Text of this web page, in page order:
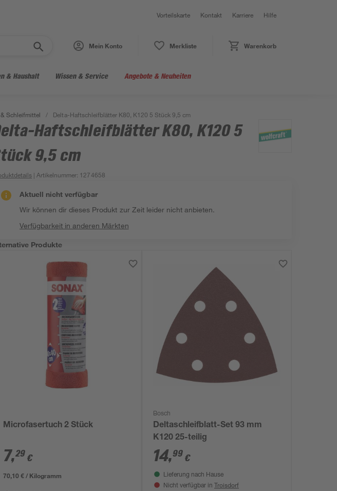
Vorteilskarte Kontakt Karriere Hilfe
Mein Konto Merkliste Warenkorb
& Haushalt Wissen & Service Angebote & Neuheiten
Schleifmittel / Delta-Haftschleifblätter K80, K120 5 Stück 9,5 cm
Haftschleifblätter K80, K120 5
9,5 cm
| Artikelnummer: 1274658
Aktuell nicht verfügbar
Wir können dir dieses Produkt zur Zeit leider nicht anbieten.
Verfügbarkeit in anderen Märkten
Produkte
Microfasertuch 2 Stück
7,29 €
70,10 € / Kilogramm
Bosch
Deltaschleifblatt-Set 93 mm
K120 25-teilig
14,99 €
Lieferung nach Hause
Nicht verfügbar in Troisdorf